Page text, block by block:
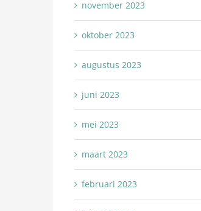
november 2023
oktober 2023
augustus 2023
juni 2023
mei 2023
maart 2023
februari 2023